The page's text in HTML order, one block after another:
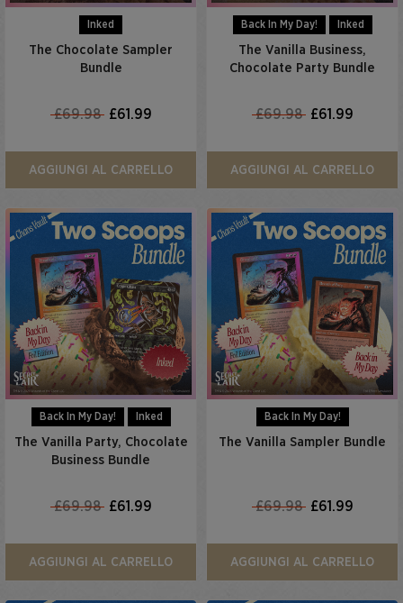
Inked
The Chocolate Sampler
Bundle
£69.98 £61.99
AGGIUNGI AL CARRELLO
Back In My Day! Inked
The Vanilla Business,
Chocolate Party Bundle
£69.98 £61.99
AGGIUNGI AL CARRELLO
Back In My Day! Inked
The Vanilla Party, Chocolate
Business Bundle
£69.98 £61.99
AGGIUNGI AL CARRELLO
Back In My Day!
The Vanilla Sampler Bundle
£69.98 £61.99
AGGIUNGI AL CARRELLO